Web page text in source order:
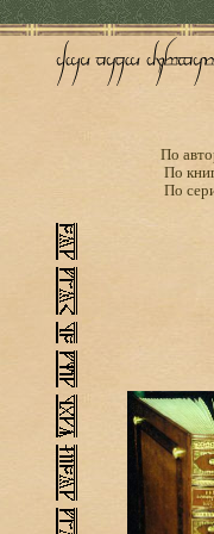
По
По
По